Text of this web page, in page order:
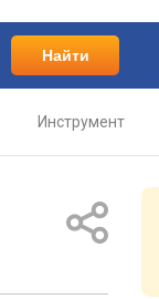
Найти
Инструмент